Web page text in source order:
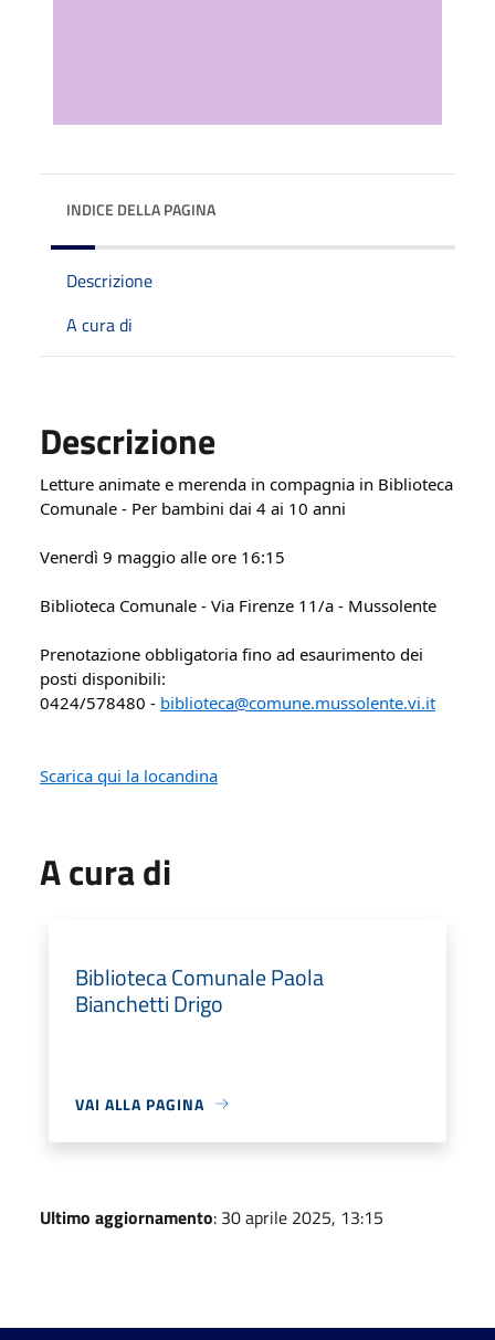
INDICE DELLA PAGINA
Descrizione
A cura di
Descrizione
Letture animate e merenda in compagnia in Biblioteca
Comunale - Per bambini dai 4 ai 10 anni
Venerdì 9 maggio alle ore 16:15
Biblioteca Comunale - Via Firenze 11/a - Mussolente
Prenotazione obbligatoria fino ad esaurimento dei
posti disponibili:
0424/578480 - biblioteca@comune.mussolente.vi.it
Scarica qui la locandina
A cura di
Biblioteca Comunale Paola
Bianchetti Drigo
VAI ALLA PAGINA
Ultimo aggiornamento: 30 aprile 2025, 13:15